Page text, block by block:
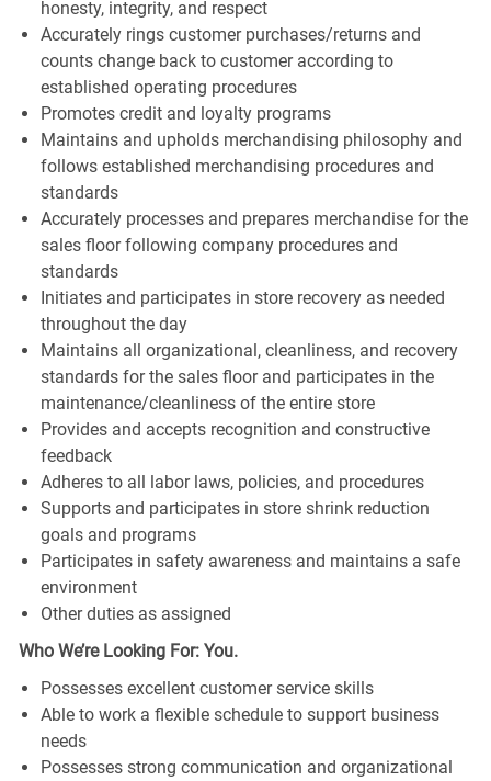
honesty, integrity, and respect
Accurately rings customer purchases/returns and
counts change back to customer according to
established operating procedures
Promotes credit and loyalty programs
Maintains and upholds merchandising philosophy and
follows established merchandising procedures and
standards
Accurately processes and prepares merchandise for the
sales floor following company procedures and
standards
Initiates and participates in store recovery as needed
throughout the day
Maintains all organizational, cleanliness, and recovery
standards for the sales floor and participates in the
maintenance/cleanliness of the entire store
Provides and accepts recognition and constructive
feedback
Adheres to all labor laws, policies, and procedures
Supports and participates in store shrink reduction
goals and programs
Participates in safety awareness and maintains a safe
environment
Other duties as assigned
Who We’re Looking For: You.
Possesses excellent customer service skills
Able to work a flexible schedule to support business
needs
Possesses strong communication and organizational